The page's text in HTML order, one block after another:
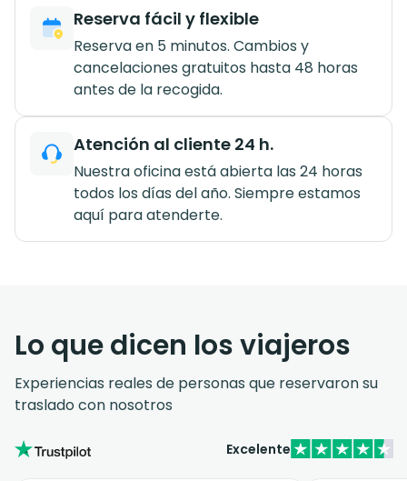
Reserva fácil y flexible
Reserva en 5 minutos. Cambios y
cancelaciones gratuitos hasta 48 horas
antes de la recogida.
Atención al cliente 24 h.
Nuestra oficina está abierta las 24 horas
todos los días del año. Siempre estamos
aquí para atenderte.
Lo que dicen los viajeros
Experiencias reales de personas que reservaron su
traslado con nosotros
Excelente